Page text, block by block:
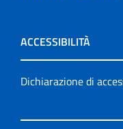
ACCESSIBILITÀ
Dichiarazione di